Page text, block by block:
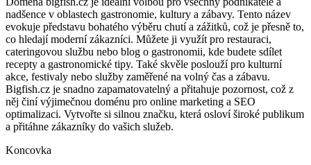
nadšence v oblastech gastronomie, kultury a zábavy. Tento název
evokuje představu bohatého výběru chutí a zážitků, což je přesně to,
co hledají moderní zákazníci. Můžete ji využít pro restauraci,
cateringovou službu nebo blog o gastronomii, kde budete sdílet
recepty a gastronomické tipy. Také skvěle poslouží pro kulturní
akce, festivaly nebo služby zaměřené na volný čas a zábavu.
Bigfish.cz je snadno zapamatovatelný a přitahuje pozornost, což z
něj činí výjimečnou doménu pro online marketing a SEO
optimalizaci. Vytvořte si silnou značku, která osloví široké publikum
a přitáhne zákazníky do vašich služeb.
Koncovka